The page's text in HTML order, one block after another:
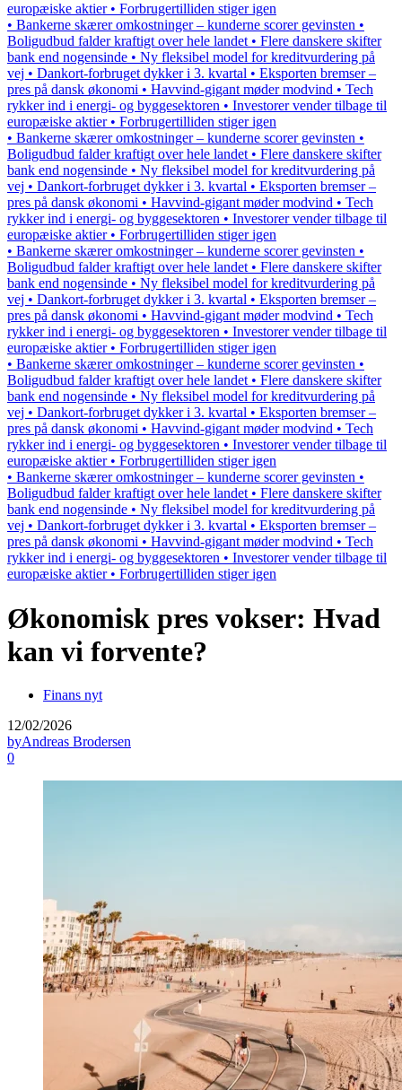
europæiske aktier • Forbrugertilliden stiger igen
• Bankerne skærer omkostninger – kunderne scorer gevinsten •
Boligudbud falder kraftigt over hele landet • Flere danskere skifter
bank end nogensinde • Ny fleksibel model for kreditvurdering på
vej • Dankort-forbruget dykker i 3. kvartal • Eksporten bremser –
pres på dansk økonomi • Havvind-gigant møder modvind • Tech
rykker ind i energi- og byggesektoren • Investorer vender tilbage til
europæiske aktier • Forbrugertilliden stiger igen
• Bankerne skærer omkostninger – kunderne scorer gevinsten •
Boligudbud falder kraftigt over hele landet • Flere danskere skifter
bank end nogensinde • Ny fleksibel model for kreditvurdering på
vej • Dankort-forbruget dykker i 3. kvartal • Eksporten bremser –
pres på dansk økonomi • Havvind-gigant møder modvind • Tech
rykker ind i energi- og byggesektoren • Investorer vender tilbage til
europæiske aktier • Forbrugertilliden stiger igen
• Bankerne skærer omkostninger – kunderne scorer gevinsten •
Boligudbud falder kraftigt over hele landet • Flere danskere skifter
bank end nogensinde • Ny fleksibel model for kreditvurdering på
vej • Dankort-forbruget dykker i 3. kvartal • Eksporten bremser –
pres på dansk økonomi • Havvind-gigant møder modvind • Tech
rykker ind i energi- og byggesektoren • Investorer vender tilbage til
europæiske aktier • Forbrugertilliden stiger igen
• Bankerne skærer omkostninger – kunderne scorer gevinsten •
Boligudbud falder kraftigt over hele landet • Flere danskere skifter
bank end nogensinde • Ny fleksibel model for kreditvurdering på
vej • Dankort-forbruget dykker i 3. kvartal • Eksporten bremser –
pres på dansk økonomi • Havvind-gigant møder modvind • Tech
rykker ind i energi- og byggesektoren • Investorer vender tilbage til
europæiske aktier • Forbrugertilliden stiger igen
• Bankerne skærer omkostninger – kunderne scorer gevinsten •
Boligudbud falder kraftigt over hele landet • Flere danskere skifter
bank end nogensinde • Ny fleksibel model for kreditvurdering på
vej • Dankort-forbruget dykker i 3. kvartal • Eksporten bremser –
pres på dansk økonomi • Havvind-gigant møder modvind • Tech
rykker ind i energi- og byggesektoren • Investorer vender tilbage til
europæiske aktier • Forbrugertilliden stiger igen
Økonomisk pres vokser: Hvad
kan vi forvente?
Finans nyt
12/02/2026
byAndreas Brodersen
0